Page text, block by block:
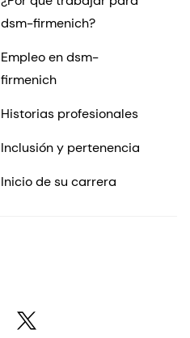
dsm-firmenich?
Empleo en dsm-
firmenich
Historias profesionales
Inclusión y pertenencia
Inicio de su carrera